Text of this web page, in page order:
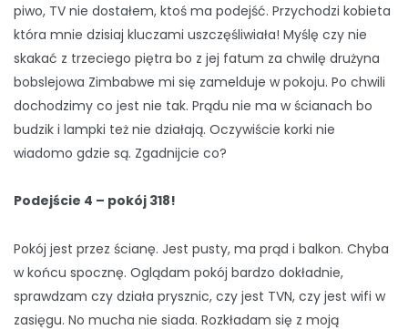
piwo, TV nie dostałem, ktoś ma podejść. Przychodzi kobieta
która mnie dzisiaj kluczami uszczęśliwiała! Myślę czy nie
skakać z trzeciego piętra bo z jej fatum za chwilę drużyna
bobslejowa Zimbabwe mi się zamelduje w pokoju. Po chwili
dochodzimy co jest nie tak. Prądu nie ma w ścianach bo
budzik i lampki też nie działają. Oczywiście korki nie
wiadomo gdzie są. Zgadnijcie co?
Podejście 4 – pokój 318!
Pokój jest przez ścianę. Jest pusty, ma prąd i balkon. Chyba
w końcu spocznę. Oglądam pokój bardzo dokładnie,
sprawdzam czy działa prysznic, czy jest TVN, czy jest wifi w
zasięgu. No mucha nie siada. Rozkładam się z moją